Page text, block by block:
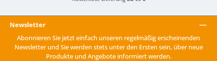
Newsletter
Abonnieren Sie jetzt einfach unseren regelmäßig erscheinenden
Newsletter und Sie werden stets unter den Ersten sein, über neue
Produkte und Angebote informiert werden.